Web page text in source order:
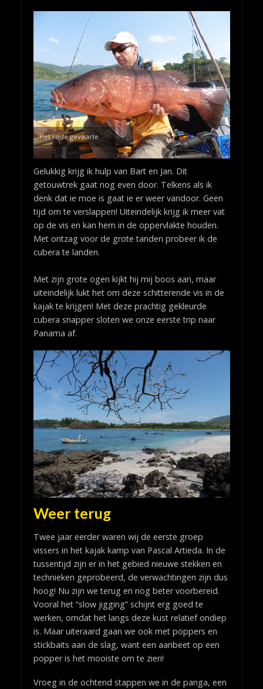
Het rode gevaarte
Gelukkig krijg ik hulp van Bart en Jan. Dit
getouwtrek gaat nog even door. Telkens als ik
denk dat ie moe is gaat ie er weer vandoor. Geen
tijd om te verslappen! Uiteindelijk krijg ik meer vat
op de vis en kan hem in de oppervlakte houden.
Met ontzag voor de grote tanden probeer ik de
cubera te landen.
Met zijn grote ogen kijkt hij mij boos aan, maar
uiteindelijk lukt het om deze schitterende vis in de
kajak te krijgen! Met deze prachtig gekleurde
cubera snapper sloten we onze eerste trip naar
Panama af.
Weer terug
Twee jaar eerder waren wij de eerste groep
vissers in het kajak kamp van Pascal Artieda. In de
tussentijd zijn er in het gebied nieuwe stekken en
technieken geprobeerd, de verwachtingen zijn dus
hoog! Nu zijn we terug en nog beter voorbereid.
Vooral het “slow jigging” schijnt erg goed te
werken, omdat het langs deze kust relatief ondiep
is. Maar uiteraard gaan we ook met poppers en
stickbaits aan de slag, want een aanbeet op een
popper is het mooiste om te zien!
Vroeg in de ochtend stappen we in de panga, een